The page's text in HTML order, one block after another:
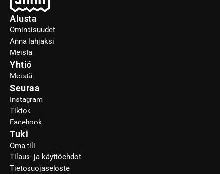
Alusta
Ominaisuudet
Anna lahjaksi
Meistä
Yhtiö
Meistä
Seuraa
Instagram
Tiktok
Facebook
Tuki
Oma tili
Tilaus- ja käyttöehdot
Tietosuojaseloste